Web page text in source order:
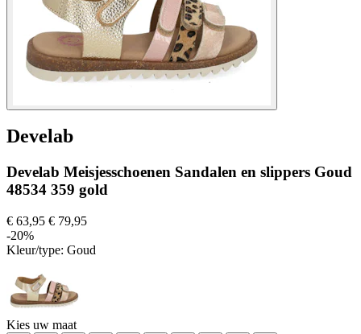
Develab
Develab Meisjesschoenen Sandalen en slippers Goud
48534 359 gold
€ 63,95 € 79,95
-20%
Kleur/type: Goud
Kies uw maat